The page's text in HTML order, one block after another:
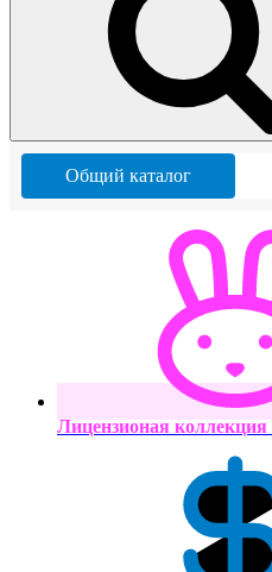
Общий каталог
Лицензионая